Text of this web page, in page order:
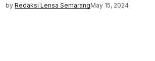
by Redaksi Lensa SemarangMay 15, 2024